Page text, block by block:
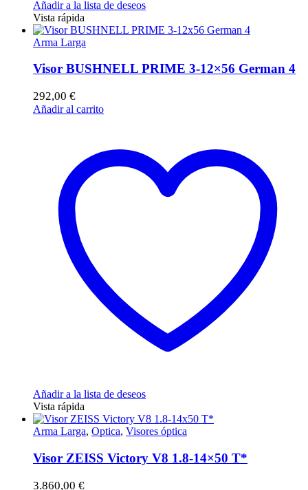
Añadir a la lista de deseos
Vista rápida
Arma Larga
Visor BUSHNELL PRIME 3-12×56 German 4
292,00 €
Añadir al carrito
Añadir a la lista de deseos
Vista rápida
Arma Larga, Optica, Visores óptica
Visor ZEISS Victory V8 1.8-14×50 T*
3.860,00 €